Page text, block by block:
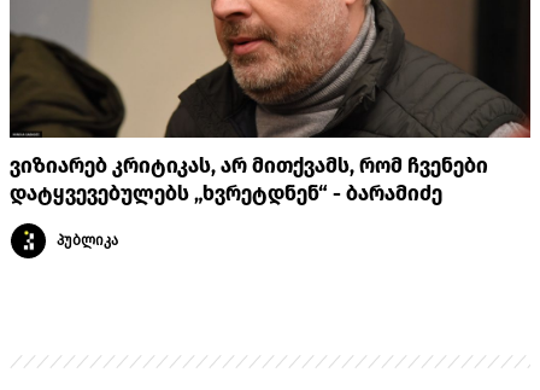
ვიზიარებ კრიტიკას, არ მითქვამს, რომ ჩვენები
დატყვევებულებს „ხვრეტდნენ“ - ბარამიძე
პუბლიკა